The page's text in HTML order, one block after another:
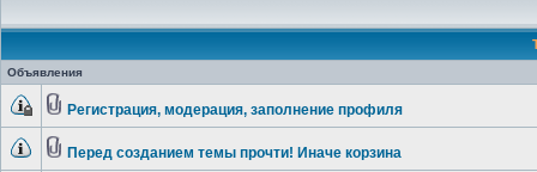
Объявления
Регистрация, модерация, заполнение профиля
Перед созданием темы прочти! Иначе корзина